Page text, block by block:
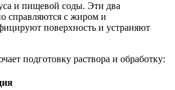
и пищевой соды. Эти два
справляются с жиром и
поверхность и устраняют
подготовку раствора и обработку: